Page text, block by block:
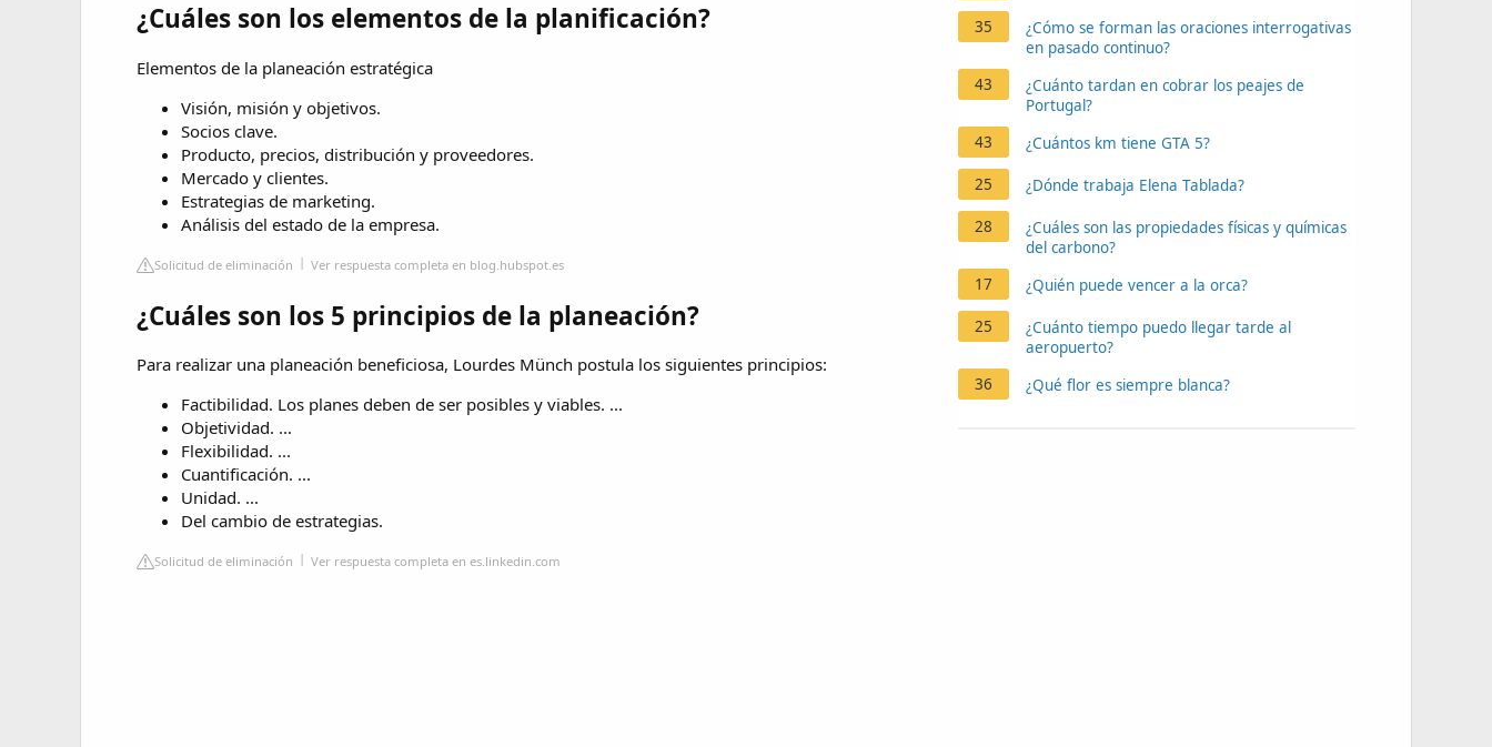
¿Cuáles son los elementos de la planificación?
Elementos de la planeación estratégica
Visión, misión y objetivos.
Socios clave.
Producto, precios, distribución y proveedores.
Mercado y clientes.
Estrategias de marketing.
Análisis del estado de la empresa.
Solicitud de eliminación Ver respuesta completa en blog.hubspot.es
¿Cuáles son los 5 principios de la planeación?
Para realizar una planeación beneficiosa, Lourdes Münch postula los siguientes principios:
Factibilidad. Los planes deben de ser posibles y viables. ...
Objetividad. ...
Flexibilidad. ...
Cuantificación. ...
Unidad. ...
Del cambio de estrategias.
Solicitud de eliminación Ver respuesta completa en es.linkedin.com
35
¿Cómo se forman las oraciones interrogativas
en pasado continuo?
43
¿Cuánto tardan en cobrar los peajes de
Portugal?
43
¿Cuántos km tiene GTA 5?
25 ¿Dónde trabaja Elena Tablada?
28
¿Cuáles son las propiedades físicas y químicas
del carbono?
17
¿Quién puede vencer a la orca?
25
¿Cuánto tiempo puedo llegar tarde al
aeropuerto?
36
¿Qué flor es siempre blanca?